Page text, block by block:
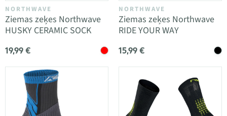
NORTHWAVE
Ziemas zeķes Northwave
HUSKY CERAMIC SOCK
19,99 €
NORTHWAVE
Ziemas zeķes Northwave
RIDE YOUR WAY
15,99 €